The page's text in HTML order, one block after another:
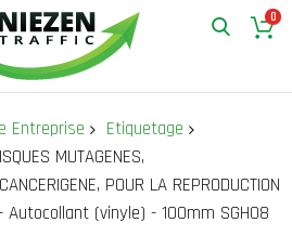
0
Entreprise
Etiquetage
MUTAGENES,
POUR LA REPRODUCTION
(vinyle) - 100mm SGH08